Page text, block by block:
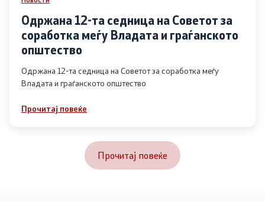
Одржана 12-та седница на Советот за
соработка меѓу Владата и граѓанското
општество
Одржана 12-та седница на Советот за соработка меѓу
Владата и граѓанското општество
Прочитај повеќе
Прочитај повеќе